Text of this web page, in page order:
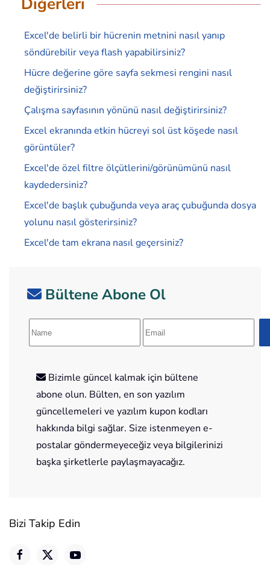
Excel'de belirli bir hücrenin metnini nasıl yanıp
söndürebilir veya flash yapabilirsiniz?
Hücre değerine göre sayfa sekmesi rengini nasıl
değiştirirsiniz?
Çalışma sayfasının yönünü nasıl değiştirirsiniz?
Excel ekranında etkin hücreyi sol üst köşede nasıl
görüntüler?
Excel'de özel filtre ölçütlerini/görünümünü nasıl
kaydedersiniz?
Excel'de başlık çubuğunda veya araç çubuğunda dosya
yolunu nasıl gösterirsiniz?
Excel'de tam ekrana nasıl geçersiniz?
Bültene Abone Ol
Bizimle güncel kalmak için bültene
abone olun. Bülten, en son yazılım
güncellemeleri ve yazılım kupon kodları
hakkında bilgi sağlar. Size istenmeyen e-
postalar göndermeyeceğiz veya bilgilerinizi
başka şirketlerle paylaşmayacağız.
Bizi Takip Edin